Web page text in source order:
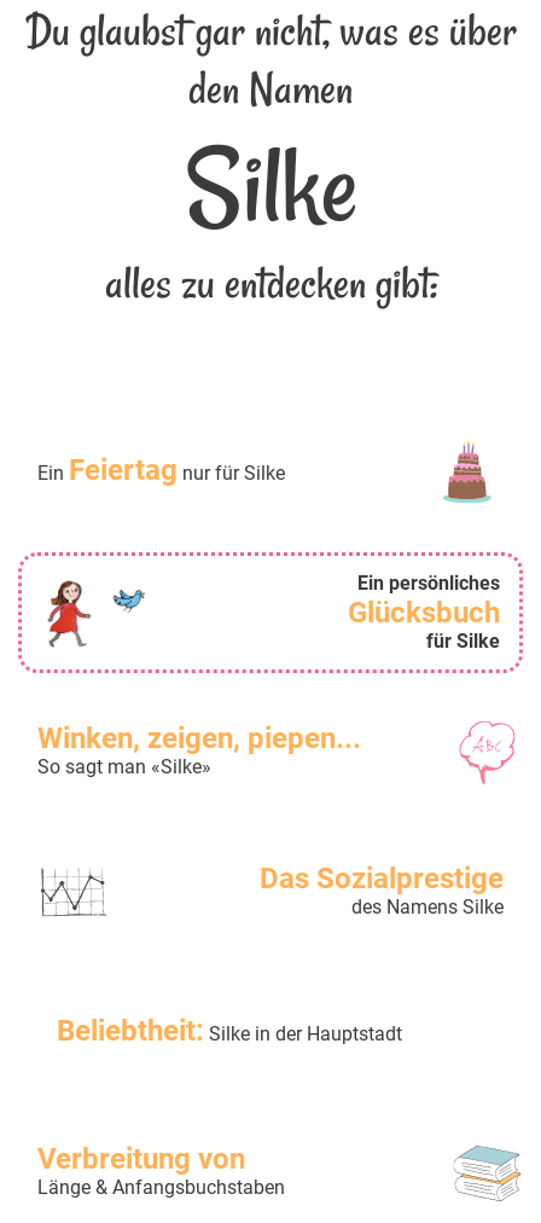
Du glaubst gar nicht, was es über
den Namen
Silke
alles zu entdecken gibt:
Ein Feiertag nur für Silke
Ein persönliches
Glücksbuch
für Silke
Winken, zeigen, piepen...
So sagt man «Silke»
Das Sozialprestige
des Namens Silke
Beliebtheit: Silke in der Hauptstadt
Verbreitung von
Länge & Anfangsbuchstaben